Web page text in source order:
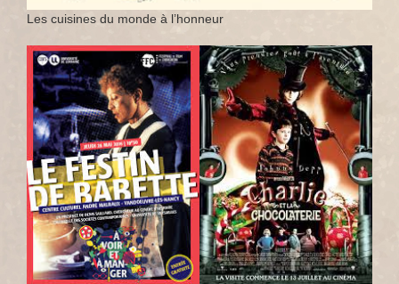
Les cuisines du monde à l’honneur